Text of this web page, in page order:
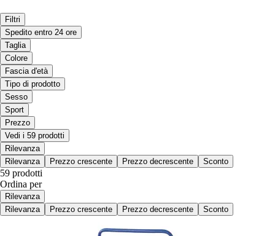
Filtri
Spedito entro 24 ore
Taglia
Colore
Fascia d'età
Tipo di prodotto
Sesso
Sport
Prezzo
Vedi i 59 prodotti
Rilevanza
Rilevanza
Prezzo crescente Prezzo decrescente Sconto
59 prodotti
Ordina per
Rilevanza
Rilevanza
Prezzo crescente Prezzo decrescente Sconto